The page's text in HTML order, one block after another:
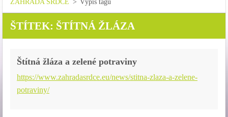
ZAHRADA SRDCE > Výpis tagů
ŠTÍTEK: ŠTÍTNÁ ŽLÁZA
Štítná žláza a zelené potraviny
https://www.zahradasrdce.eu/news/stitna-zlaza-a-zelene-
potraviny/